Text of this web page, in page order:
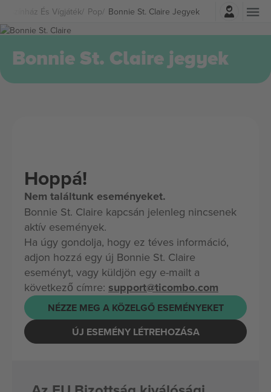
Színház És Vígjáték Pop Bonnie St. Claire Jegyek
Belépés
Bonnie St. Claire jegyek
Hoppá!
Nem találtunk eseményeket.
Bonnie St. Claire kapcsán jelenleg nincsenek
aktív események.
Ha úgy gondolja, hogy ez téves információ,
adjon hozzá egy új Bonnie St. Claire
eseményt, vagy küldjön egy e-mailt a
következő címre: support@ticombo.com
NÉZZE MEG A KÖZELGŐ ESEMÉNYEKET
ÚJ ESEMÉNY LÉTREHOZÁSA